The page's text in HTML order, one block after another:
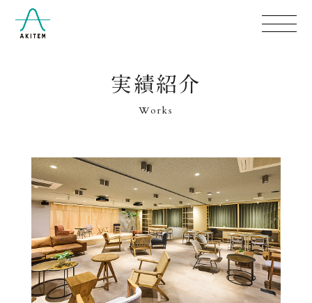
実績紹介
Works